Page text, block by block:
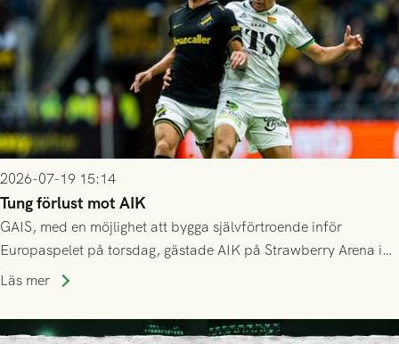
2026-07-19 15:14
Tung förlust mot AIK
GAIS, med en möjlighet att bygga självförtroende inför
Europaspelet på torsdag, gästade AIK på Strawberry Arena i
Stockholm . Men trots konstant hotande i första halvlek av
lyckades få in 2-0.
Läs mer